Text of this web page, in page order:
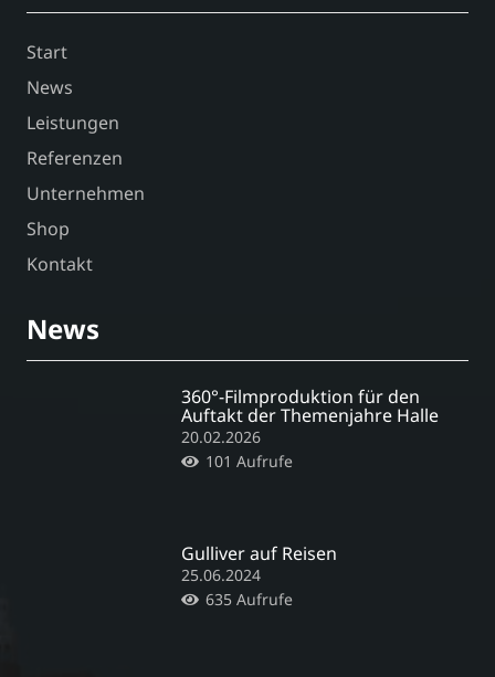
Start
News
Leistungen
Referenzen
Unternehmen
Shop
Kontakt
News
360°-Filmproduktion für den
Auftakt der Themenjahre Halle
20.02.2026
101 Aufrufe
Gulliver auf Reisen
25.06.2024
635Aufrufe